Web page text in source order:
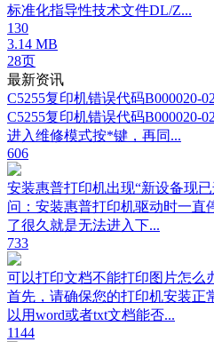
标准化指导性技术文件DL/Z...
130
3.14 MB
28页
最新资讯
C5255复印机错误代码B000020-
C5255复印机错误代码B000020-
进入维修模式按*键，再同...
606
安装惠普打印机出现“新设备现
问：安装惠普打印机驱动时一直
了很久就是无法进入下...
733
可以打印文档不能打印图片怎么
首先，请确保您的打印机安装正
以用word或者txt文档能否...
1144